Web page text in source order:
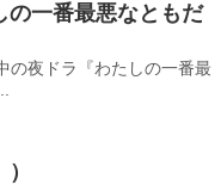
の一番最悪なともだ
の夜ドラ『わたしの一番最